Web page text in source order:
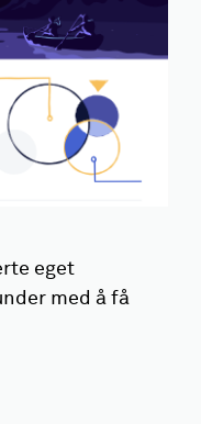
eget
med å få